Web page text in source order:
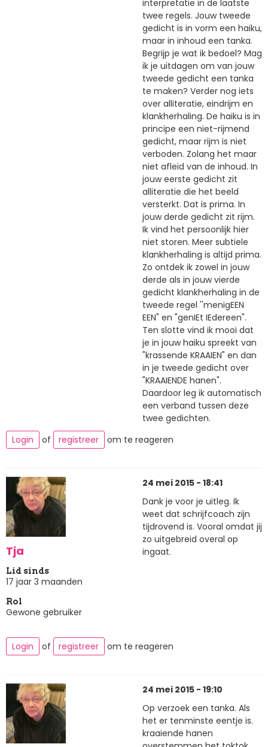
interpretatie in de laatste
twee regels. Jouw tweede
gedicht is in vorm een haiku,
maar in inhoud een tanka.
Begrijp je wat ik bedoel? Mag
ik je uitdagen om van jouw
tweede gedicht een tanka
te maken? Verder nog iets
over alliteratie, eindrijm en
klankherhaling. De haiku is in
principe een niet-rijmend
gedicht, maar rijm is niet
verboden. Zolang het maar
niet afleid van de inhoud. In
jouw eerste gedicht zit
alliteratie die het beeld
versterkt. Dat is prima. In
jouw derde gedicht zit rijm.
Ik vind het persoonlijk hier
niet storen. Meer subtiele
klankherhaling is altijd prima.
Zo ontdek ik zowel in jouw
derde als in jouw vierde
gedicht klankherhaling in de
tweede regel ''menigEEN
EEN" en "genIEt IEdereen".
Ten slotte vind ik mooi dat
je in jouw haiku spreekt van
"krassende KRAAIEN" en dan
in je tweede gedicht over
"KRAAIENDE hanen".
Daardoor leg ik automatisch
een verband tussen deze
twee gedichten.
Login
of registreer om te reageren
Tja
Lid sinds
17 jaar 3 maanden
Rol
Gewone gebruiker
24 mei 2015 - 18:41
Dank je voor je uitleg. Ik
weet dat schrijfcoach zijn
tijdrovend is. Vooral omdat jij
zo uitgebreid overal op
ingaat.
Login of registreer om te reageren
24 mei 2015 - 19:10
Op verzoek een tanka. Als
het er tenminste eentje is.
kraaiende hanen